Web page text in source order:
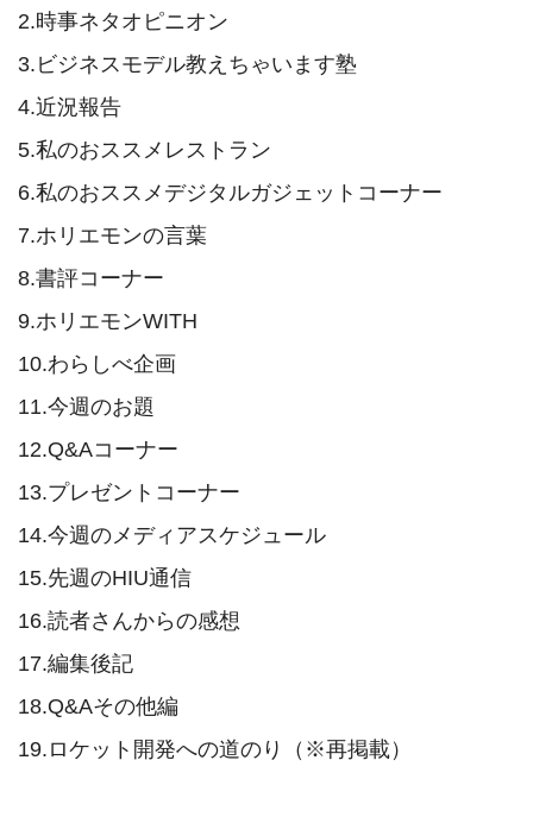
2.時事ネタオピニオン
3.ビジネスモデル教えちゃいます塾
4.近況報告
5.私のおススメレストラン
6.私のおススメデジタルガジェットコーナー
7.ホリエモンの言葉
8.書評コーナー
9.ホリエモンWITH
10.わらしべ企画
11.今週のお題
12.Q&Aコーナー
13.プレゼントコーナー
14.今週のメディアスケジュール
15.先週のHIU通信
16.読者さんからの感想
17.編集後記
18.Q&Aその他編
19.ロケット開発への道のり（※再掲載）